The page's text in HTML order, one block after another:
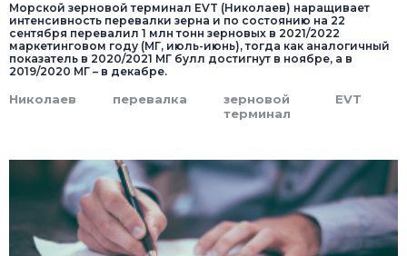
Морской зерновой терминал EVT (Николаев) наращивает
интенсивность перевалки зерна и по состоянию на 22
сентября перевалил 1 млн тонн зерновых в 2021/2022
маркетинговом году (МГ, июль-июнь), тогда как аналогичный
показатель в 2020/2021 МГ булл достигнут в ноябре, а в
2019/2020 МГ – в декабре.
Николаев перевалка
зерновой
терминал
EVT